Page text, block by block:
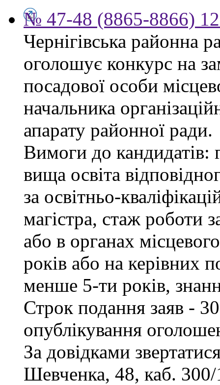
№ 47-48 (8865-8866)
Чернігівська районна
оголошує конкурс на
посадової особи
начальника
апарату районної ради.
Вимоги до кандидатів:
вища освіта
за освітньо-
магістра, стаж роботи
або в органах
років або на керівних
менше 5-ти років,
Строк подання заяв -
опублікування
За довідками
Шевченка, 48, каб.